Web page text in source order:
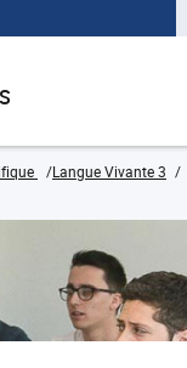
Langue Vivante 3